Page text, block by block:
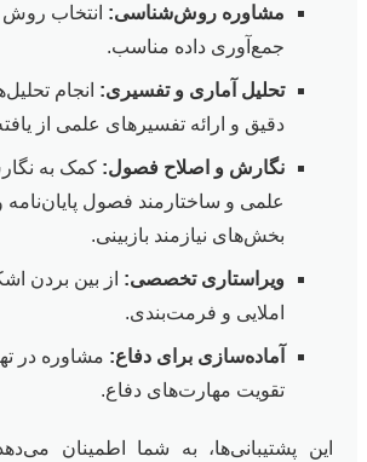
مشاوره روش‌شناسی: انتخاب روش
جمع‌آوری داده مناسب.
تحلیل آماری و تفسیری: انجام
دقیق و ارائه تفسیرهای علمی از
نگارش و اصلاح فصول: کمک به
علمی و ساختارمند فصول پایان‌نامه
بخش‌های نیازمند بازبینی.
ویراستاری تخصصی: از بین بردن
املایی و فرمت‌بندی.
آماده‌سازی برای دفاع: مشاوره در
تقویت مهارت‌های دفاع.
این پشتیبانی‌ها، به شما اطمینان